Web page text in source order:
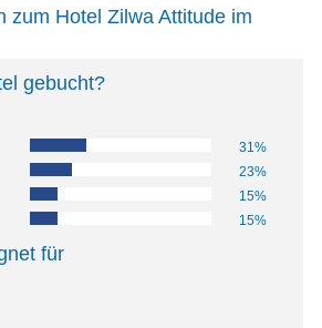
zum Hotel Zilwa Attitude im
gebucht?
31%
23%
15%
15%
für